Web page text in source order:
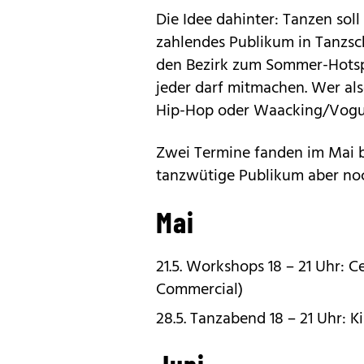
Die Idee dahinter: Tanzen
zahlendes Publikum in
den Bezirk zum Sommer-
jeder darf mitmachen. Wer
Hip-Hop oder Waacking/
Zwei Termine fanden im Mai
tanzwütige Publikum aber
Mai
21.5. Workshops 18 – 21 Uhr:
Commercial)
28.5. Tanzabend 18 – 21 Uhr: